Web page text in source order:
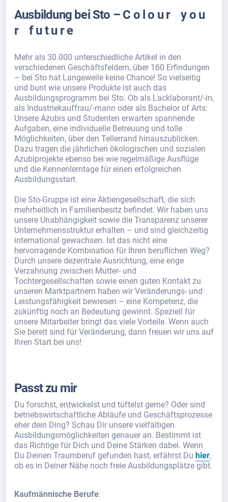
Ausbildung bei Sto – C o l o u r y o u
r f u t u r e
Mehr als 30.000 unterschiedliche Artikel in den
verschiedenen Geschäftsfeldern, über 160 Erfindungen
– bei Sto hat Langeweile keine Chance! So vielseitig
und bunt wie unsere Produkte ist auch das
Ausbildungsprogramm bei Sto. Ob als Lacklaborant/-in,
als Industriekauffrau/-mann oder als Bachelor of Arts:
Unsere Azubis und Studenten erwarten spannende
Aufgaben, eine individuelle Betreuung und tolle
Möglichkeiten, über den Tellerrand hinauszublicken.
Dazu tragen die jährlichen ökologischen und sozialen
Azubiprojekte ebenso bei wie regelmäßige Ausflüge
und die Kennenlerntage für einen erfolgreichen
Ausbildungsstart.
Die Sto-Gruppe ist eine Aktiengesellschaft, die sich
mehrheitlich in Familienbesitz befindet. Wir haben uns
unsere Unabhängigkeit sowie die Transparenz unserer
Unternehmensstruktur erhalten – und sind gleichzeitig
international gewachsen. Ist das nicht eine
hervorragende Kombination für Ihren beruflichen Weg?
Durch unsere dezentrale Ausrichtung, eine enge
Verzahnung zwischen Mutter- und
Tochtergesellschaften sowie einen guten Kontakt zu
unseren Marktpartnern haben wir Veränderungs- und
Leistungsfähigkeit bewiesen – eine Kompetenz, die
zukünftig noch an Bedeutung gewinnt. Speziell für
unsere Mitarbeiter bringt das viele Vorteile. Wenn auch
Sie bereit sind für Veränderung, dann freuen wir uns auf
Ihren Start bei uns!
Passt zu mir
Du forschst, entwickelst und tüftelst gerne? Oder sind
betriebswirtschaftliche Abläufe und Geschäftsprozesse
eher dein Ding? Schau Dir unsere vielfältigen
Ausbildungsmöglichkeiten genauer an. Bestimmt ist
das Richtige für Dich und Deine Stärken dabei. Wenn
Du Deinen Traumberuf gefunden hast, erfährst Du hier,
ob es in Deiner Nähe noch freie Ausbildungsplätze gibt.
Kaufmännische Berufe: